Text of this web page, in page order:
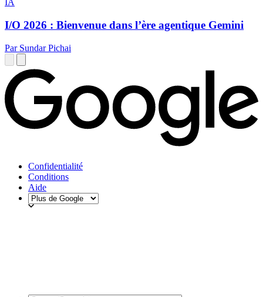
IA
I/O 2026 : Bienvenue dans l’ère agentique Gemini
Par Sundar Pichai
Confidentialité
Conditions
Aide